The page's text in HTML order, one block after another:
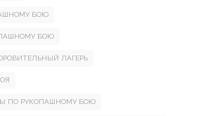
БОЮ
БОЮ
ЛАГЕРЬ
ПО РУКОПАШНОМУ БОЮ